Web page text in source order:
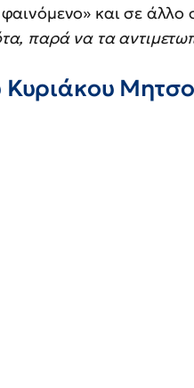
και σε άλλο
παρά να τα